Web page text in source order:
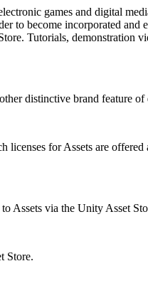
games and digital
to become incorporated
Tutorials,
distinctive brand feature
for Assets are
Assets via the Unity Asset
Store.